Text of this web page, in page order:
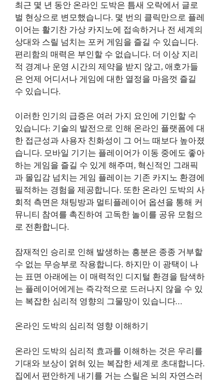
최근 몇 년 동안 온라인 도박은 틈새 오락에서 글로
벌 현상으로 변모했습니다. 몇 번의 클릭만으로 플레
이어는 활기찬 가상 카지노에 접속하거나 전 세계의
상대와 스릴 넘치는 포커 게임을 즐길 수 있습니다.
편리함의 매력은 부인할 수 없습니다. 더 이상 지리
적 경계나 운영 시간의 제약을 받지 않고, 애호가들
은 언제 어디서나 게임에 대한 열정을 마음껏 즐길
수 있습니다.
이러한 인기의 급증은 여러 가지 요인에 기인할 수
있습니다: 기술의 발전으로 인해 온라인 플랫폼에 대
한 접근성과 사용자 친화성이 그 어느 때보다 높아졌
습니다. 모바일 기기는 플레이어가 이동 중에도 좋아
하는 게임을 즐길 수 있게 해주며, 혁신적인 그래픽
과 몰입감 넘치는 게임 플레이는 기존 카지노 환경에
필적하는 경험을 제공합니다. 또한 온라인 도박의 사
회적 측면은 채팅방과 멀티플레이어 옵션을 통해 커
뮤니티 참여를 촉진하여 고독한 놀이를 공유 모험으
로 전환합니다.
잠재적인 승리로 인해 발생하는 흥분은 종종 거부할
수 없는 무승부로 작용합니다. 하지만 이 광택이 나
는 표면 아래에는 이 매력적인 디지털 환경을 탐색하
는 플레이어에게는 즉각적으로 드러나지 않을 수 있
는 복잡한 심리적 영향의 그물망이 있습니다…
온라인 도박의 심리적 영향 이해하기
온라인 도박의 심리적 효과를 이해하는 것은 우리를
기대와 보상이 얽혀 있는 복잡한 세계로 초대합니다.
집에서 편안하게 내기를 거는 스릴은 뇌의 자연스러